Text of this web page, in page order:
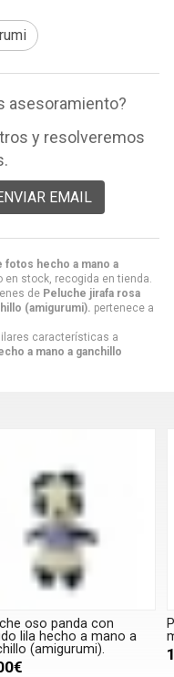
fotos hecho a mano a
en stock, recogida en tienda.
de Peluche jirafa rosa
(amigurumi). pertenece a
características a
a mano a ganchillo
asesoramiento?
y resolveremos
EMAIL
oso panda con
lila hecho a mano a
(amigurumi).